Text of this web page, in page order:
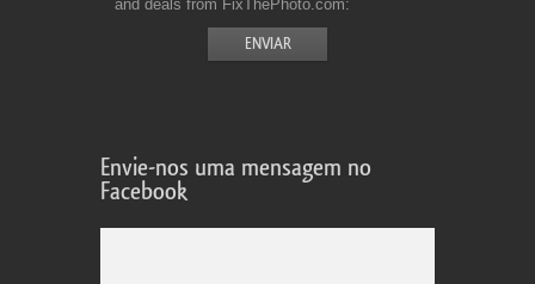
and deals from FixThePhoto.com
Envie-nos uma mensagem no
Facebook